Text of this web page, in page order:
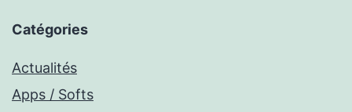
Catégories
Actualités
Apps / Softs